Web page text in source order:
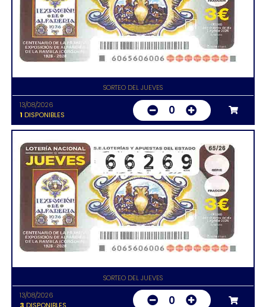
SORTEO DEL JUEVES
13/08/2026
1 DISPONIBLES 0
SORTEO DEL JUEVES
13/08/2026
3 DISPONIBLES 0